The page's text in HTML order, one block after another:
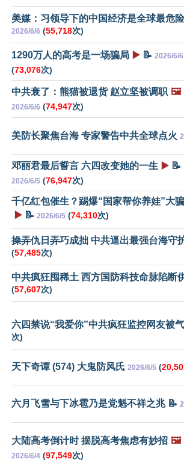
美媒：习领导下的中国经济是全球最危
2026/6/6 (55,718次)
1290万人的高考是一场骗局 ▶️ 📝 2026/6/6
(73,076次)
中共衰了：熊猫被退货 赵立坚被调职 🖼️
2026/6/6 (74,947次)
美防长聚焦台海 专家警告中共全球点火
邓丽君最后誓言 六四改变她的一生 ▶️ 📝
2026/6/5 (76,947次)
千亿红包催生？踢爆“国家帮你养娃”大
▶️ 📝 2026/6/5 (74,310次)
操弄仇日弄巧成拙 中共逼出最强台海守
(57,485次)
中共疯狂囤稀土 西方国防科技命脉陷断
(57,607次)
六四禁说“我爱你”中共疯狂监控网友被
次)
天下奇谭 (574) 大鬼防风氏 2026/6/5 (
六月飞雪与下冰雹乃是党魁不祥之兆 📝
大陆高考倒计时 摆脱高考焦虑有妙招 🖼️
2026/6/4 (97,549次)